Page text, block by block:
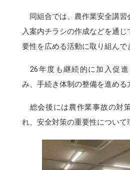
同組合では、農作業安全講習
入案内チラシの作成などを通
要性を広める活動に取り組んで
26年度も継続的に加入促進
み、手続き体制の整備を進める
総会後には農作業事故の対
れ、安全対策の重要性について